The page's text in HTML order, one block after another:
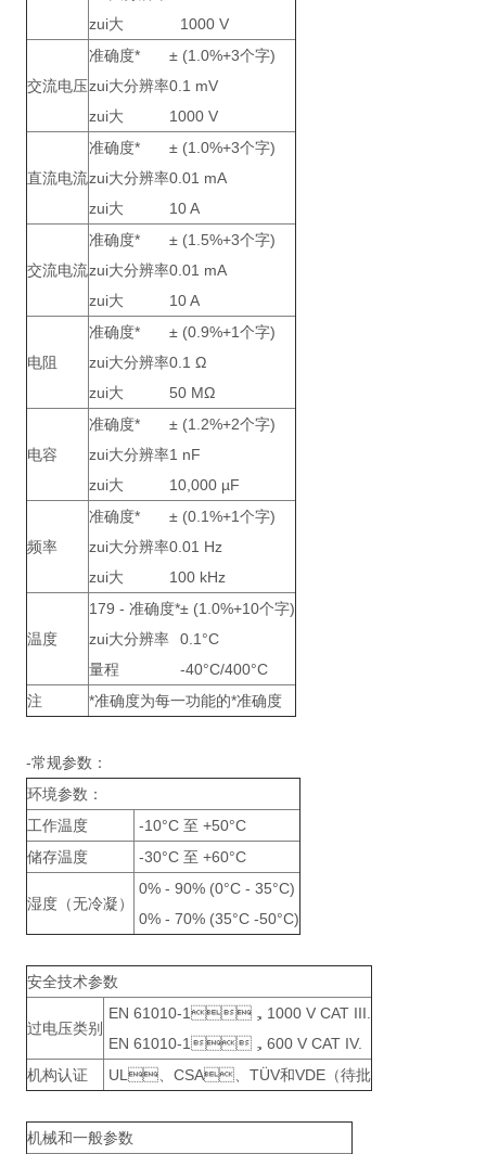
zui大
1000 V
交流电压
准确度*
± (1.0%+3个字)
zui大分辨率0.1 mV
zui大
1000 V
直流电流
准确度*
± (1.0%+3个字)
zui大分辨率0.01 mA
zui大
10 A
交流电流
准确度*
± (1.5%+3个字)
zui大分辨率0.01 mA
zui大
10 A
电阻
准确度*
± (0.9%+1个字)
zui大分辨率0.1 Ω
zui大
50 MΩ
电容
准确度*
± (1.2%+2个字)
zui大分辨率1 nF
zui大
10,000 µF
频率
准确度*
± (0.1%+1个字)
zui大分辨率0.01 Hz
zui大
100 kHz
温度
179 - 准确度*± (1.0%+10个字)
zui大分辨率
0.1°C
量程
-40°C/400°C
注
*准确度为每一功能的*准确度
-常规参数：
环境参数：
工作温度
-10°C 至 +50°C
储存温度
-30°C 至 +60°C
湿度（无冷凝）
0% - 90% (0°C - 35°C)
0% - 70% (35°C -50°C)
安全技术参数
过电压类别
EN 61010-1，1000 V CAT III.
EN 61010-1，600 V CAT IV.
机构认证
UL、CSA、TÜV和VDE（待批
机械和一般参数